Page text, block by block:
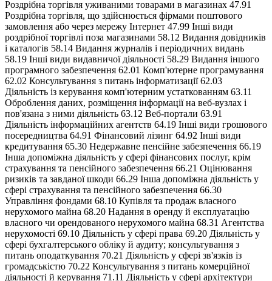
Роздрібна торгівля уживаними товарами в магазинах 47.91
Роздрібна торгівля, що здійснюється фірмами поштового
замовлення або через мережу Інтернет 47.99 Інші види
роздрібної торгівлі поза магазинами 58.12 Видання довідників
і каталогів 58.14 Видання журналів і періодичних видань
58.19 Інші види видавничої діяльності 58.29 Видання іншого
програмного забезпечення 62.01 Комп'ютерне програмування
62.02 Консультування з питань інформатизації 62.03
Діяльність із керування комп'ютерним устаткованням 63.11
Оброблення даних, розміщення інформації на веб-вузлах і
пов'язана з ними діяльність 63.12 Веб-портали 63.91
Діяльність інформаційних агентств 64.19 Інші види грошового
посередництва 64.91 Фінансовий лізинг 64.92 Інші види
кредитування 65.30 Недержавне пенсійне забезпечення 66.19
Інша допоміжна діяльність у сфері фінансових послуг, крім
страхування та пенсійного забезпечення 66.21 Оцінювання
ризиків та завданої шкоди 66.29 Інша допоміжна діяльність у
сфері страхування та пенсійного забезпечення 66.30
Управління фондами 68.10 Купівля та продаж власного
нерухомого майна 68.20 Надання в оренду й експлуатацію
власного чи орендованого нерухомого майна 68.31 Агентства
нерухомості 69.10 Діяльність у сфері права 69.20 Діяльність у
сфері бухгалтерського обліку й аудиту; консультування з
питань оподаткування 70.21 Діяльність у сфері зв'язків із
громадськістю 70.22 Консультування з питань комерційної
діяльності й керування 71.11 Діяльність у сфері архітектури